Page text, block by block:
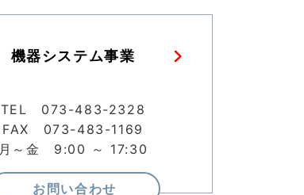
機器システム事業
TEL 073-483-2328
FAX 073-483-1169
月～金 9:00 ～ 17:30
お問い合わせ